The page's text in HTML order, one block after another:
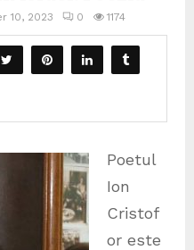
10, 2023 0 1174
Poetul
Ion
Cristof
or este